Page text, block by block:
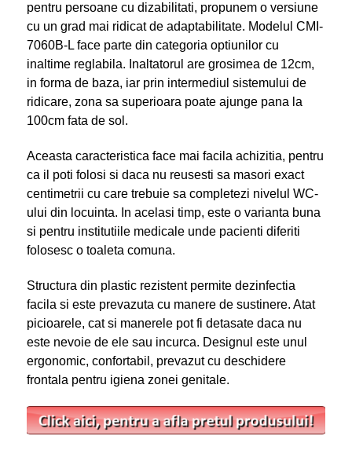
pentru persoane cu dizabilitati, propunem o versiune
cu un grad mai ridicat de adaptabilitate. Modelul CMI-
7060B-L face parte din categoria optiunilor cu
inaltime reglabila. Inaltatorul are grosimea de 12cm,
in forma de baza, iar prin intermediul sistemului de
ridicare, zona sa superioara poate ajunge pana la
100cm fata de sol.
Aceasta caracteristica face mai facila achizitia, pentru
ca il poti folosi si daca nu reusesti sa masori exact
centimetrii cu care trebuie sa completezi nivelul WC-
ului din locuinta. In acelasi timp, este o varianta buna
si pentru institutiile medicale unde pacienti diferiti
folosesc o toaleta comuna.
Structura din plastic rezistent permite dezinfectia
facila si este prevazuta cu manere de sustinere. Atat
picioarele, cat si manerele pot fi detasate daca nu
este nevoie de ele sau incurca. Designul este unul
ergonomic, confortabil, prevazut cu deschidere
frontala pentru igiena zonei genitale.